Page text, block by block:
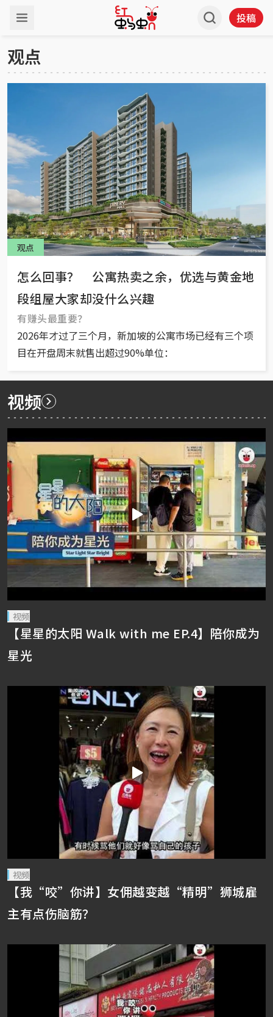
投稿
观点
观点
怎么回事？ 公寓热卖之余，优选与黄金地
段组屋大家却没什么兴趣
有赚头最重要？
2026年才过了三个月，新加坡的公寓市场已经有三个项
目在开盘周末就售出超过90%单位：
视频
视频
【星星的太阳 Walk with me EP.4】陪你成为
星光
视频
【我“咬”你讲】女佣越变越“精明”狮城雇
主有点伤脑筋？